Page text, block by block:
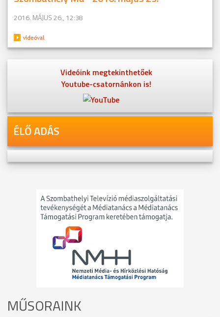
2016. MÁJUS 26., 12:38
Videóink megtekinthetőek
Youtube-csatornánkon is!
ÉLŐ ADÁS
MŰSORAINK